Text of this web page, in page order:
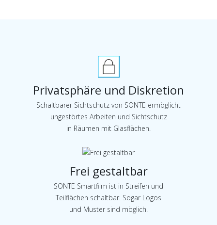
Privatsphäre und Diskretion
Schaltbarer Sichtschutz von SONTE ermöglicht
ungestörtes Arbeiten und Sichtschutz
in Räumen mit Glasflächen.
Frei gestaltbar
SONTE Smartfilm ist in Streifen und
Teilflächen schaltbar. Sogar Logos
und Muster sind möglich.